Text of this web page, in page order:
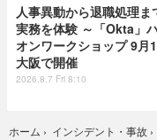
人事異動から退職処理ま
実務を体験 ～「Okta」
オンワークショップ 9月
大阪で開催
2026.8.7 Fri 8:10
ホーム › インシデント・事故 ›